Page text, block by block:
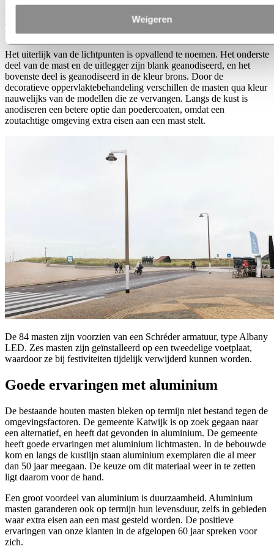
Weigeren
De uitstraling van de boulevard met de nieuwe masten doet denken
aan het vroegere Katwijk aan Zee. Back to the sixties – met de
kennis van nu.
Het uiterlijk van de lichtpunten is opvallend te noemen. Het onderste
deel van de mast en de uitlegger zijn blank geanodiseerd, en het
bovenste deel is geanodiseerd in de kleur brons. Door de
decoratieve oppervlaktebehandeling verschillen de masten qua kleur
nauwelijks van de modellen die ze vervangen. Langs de kust is
anodiseren een betere optie dan poedercoaten, omdat een
zoutachtige omgeving extra eisen aan een mast stelt.
De 84 masten zijn voorzien van een Schréder armatuur, type Albany
LED. Zes masten zijn geïnstalleerd op een tweedelige voetplaat,
waardoor ze bij festiviteiten tijdelijk verwijderd kunnen worden.
Goede ervaringen met aluminium
De bestaande houten masten bleken op termijn niet bestand tegen de
omgevingsfactoren. De gemeente Katwijk is op zoek gegaan naar
een alternatief, en heeft dat gevonden in aluminium. De gemeente
heeft goede ervaringen met aluminium lichtmasten. In de bebouwde
kom en langs de kustlijn staan aluminium exemplaren die al meer
dan 50 jaar meegaan. De keuze om dit materiaal weer in te zetten
ligt daarom voor de hand.
Een groot voordeel van aluminium is duurzaamheid. Aluminium
masten garanderen ook op termijn hun levensduur, zelfs in gebieden
waar extra eisen aan een mast gesteld worden. De positieve
ervaringen van onze klanten in de afgelopen 60 jaar spreken voor
zich.